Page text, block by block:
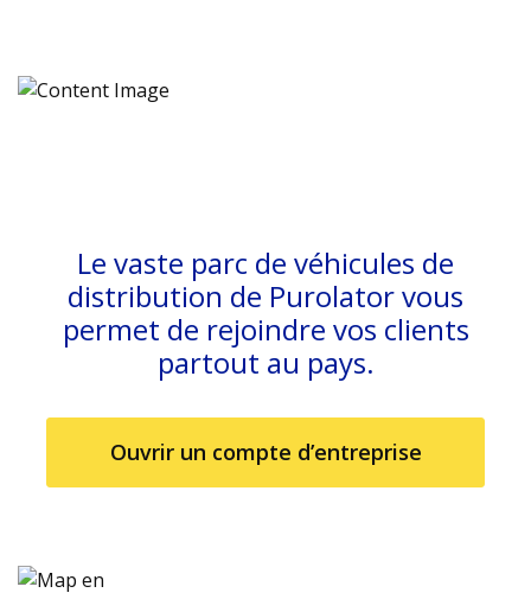
Le vaste parc de véhicules de
distribution de Purolator vous
permet de rejoindre vos clients
partout au pays.
Ouvrir un compte d’entreprise